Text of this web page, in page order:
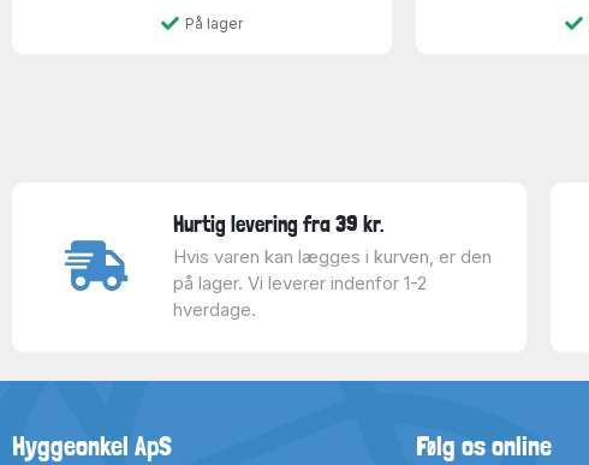
På lager
Hurtig levering fra 39 kr.
Hvis varen kan lægges i kurven, er den
på lager. Vi leverer indenfor 1-2
hverdage.
Hyggeonkel ApS Følg os online